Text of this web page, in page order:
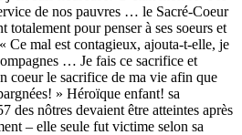
de nos pauvres … le Sacré-Coeur
totalement pour penser à ses soeurs et
Ce mal est contagieux, ajouta-t-elle, je
… Je fais ce sacrifice et
coeur le sacrifice de ma vie afin que
» Héroïque enfant! sa
des nôtres devaient être atteintes après
– elle seule fut victime selon sa